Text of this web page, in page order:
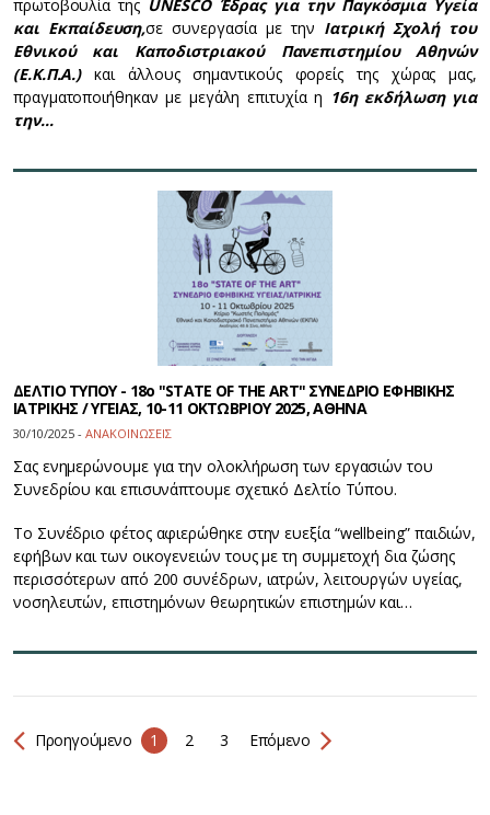
πρωτοβουλία της UNESCOΈδρας για την Παγκόσμια Υγεία
και Εκπαίδευση,σε συνεργασία με την Ιατρική Σχολή του
Εθνικού και Καποδιστριακού Πανεπιστημίου Αθηνών
(Ε.Κ.Π.Α.)και άλλους σημαντικούς φορείς της χώρας μας,
πραγματοποιήθηκαν με μεγάλη επιτυχία η 16η εκδήλωση για
την…
ΔΕΛΤΙΟ ΤΥΠΟΥ - 18ο "STATE OF THE ART" ΣΥΝΕΔΡΙΟ ΕΦΗΒΙΚΗΣ
ΙΑΤΡΙΚΗΣ / ΥΓΕΙΑΣ, 10-11 ΟΚΤΩΒΡΙΟΥ 2025, ΑΘΗΝΑ
30/10/2025 - ΑΝΑΚΟΙΝΩΣΕΙΣ
Σας ενημερώνουμε για την ολοκλήρωση των εργασιών του
Συνεδρίου και επισυνάπτουμε σχετικό Δελτίο Τύπου.
Το Συνέδριο φέτος αφιερώθηκε στην ευεξία “wellbeing” παιδιών,
εφήβων και των οικογενειών τους με τη συμμετοχή δια ζώσης
περισσότερων από 200 συνέδρων, ιατρών, λειτουργών υγείας,
νοσηλευτών, επιστημόνων θεωρητικών επιστημών και…
Προηγούμενο 1 2 3 Επόμενο